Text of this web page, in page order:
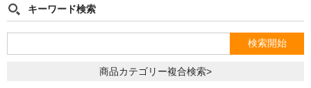
ゆっくり解説
自宅シーシャ
シーシャフレーバーレビュー
キーワード検索
商品カテゴリー複合検索>